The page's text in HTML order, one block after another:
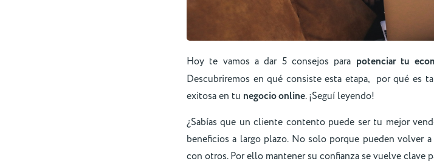
Hoy te vamos a dar 5 consejos para potenciar tu
Descubriremos en qué consiste esta etapa, por qué es
exitosa en tu negocio online. ¡Seguí leyendo!
¿Sabías que un cliente contento puede ser tu mejor
beneficios a largo plazo. No solo porque pueden volver
con otros. Por ello mantener su confianza se vuelve clave